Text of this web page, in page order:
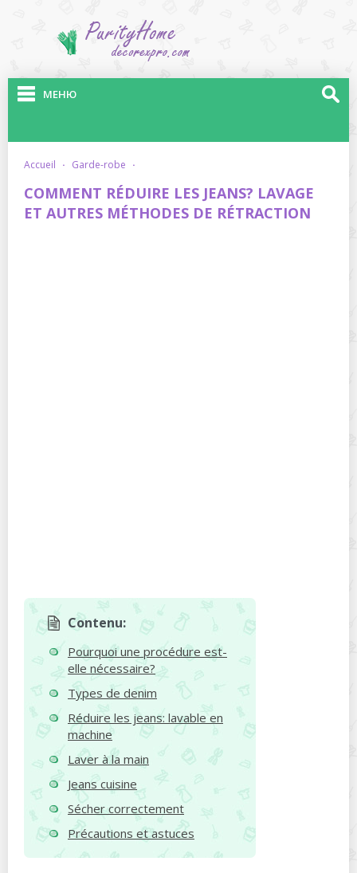
МЕНЮ
accueil · garde-robe ·
COMMENT RÉDUIRE LES JEANS? LAVAGE
ET AUTRES MÉTHODES DE RÉTRACTION
Contenu:
Pourquoi une procédure est-
elle nécessaire?
Types de denim
Réduire les jeans: lavable en
machine
Laver à la main
Jeans cuisine
Sécher correctement
Précautions et astuces